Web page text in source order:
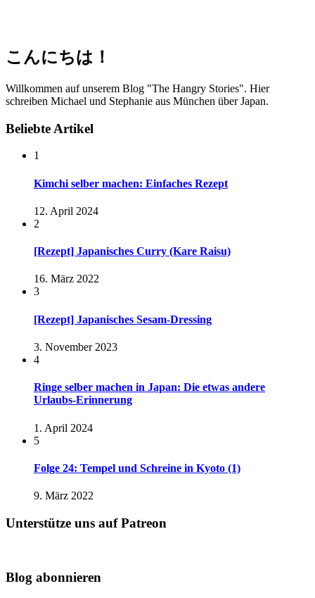
こんにちは！
Willkommen auf unserem Blog "The Hangry Stories". Hier
schreiben Michael und Stephanie aus München über Japan.
Beliebte Artikel
1
Kimchi selber machen: Einfaches Rezept
12. April 2024
2
[Rezept] Japanisches Curry (Kare Raisu)
16. März 2022
3
[Rezept] Japanisches Sesam-Dressing
3. November 2023
4
Ringe selber machen in Japan: Die etwas andere
Urlaubs-Erinnerung
1. April 2024
5
Folge 24: Tempel und Schreine in Kyoto (1)
9. März 2022
Unterstütze uns auf Patreon
Blog abonnieren